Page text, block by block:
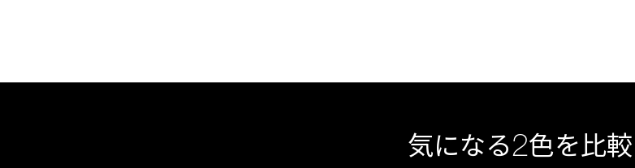
気になる2色を比